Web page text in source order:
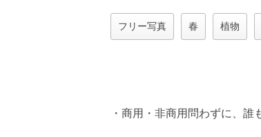
フリー写真 春 植物
・商用・非商用問わずに、誰